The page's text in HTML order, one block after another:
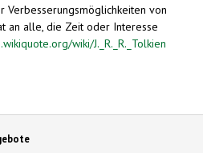
Verbesserungsmöglichkeiten von
an alle, die Zeit oder Interesse
wiki/J._R._R._Tolkien